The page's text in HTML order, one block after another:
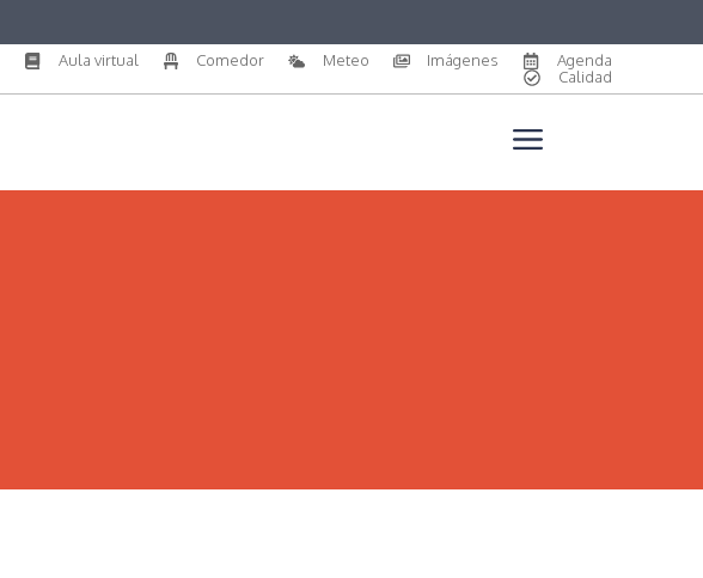
Aula virtual Comedor Meteo Imágenes
Agenda
Calidad